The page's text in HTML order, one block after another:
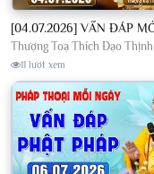
Thượng Toạ Thích Đạo Thịnh
11 lượt xem